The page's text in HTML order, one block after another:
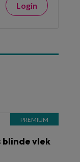
Login
blinde vlek